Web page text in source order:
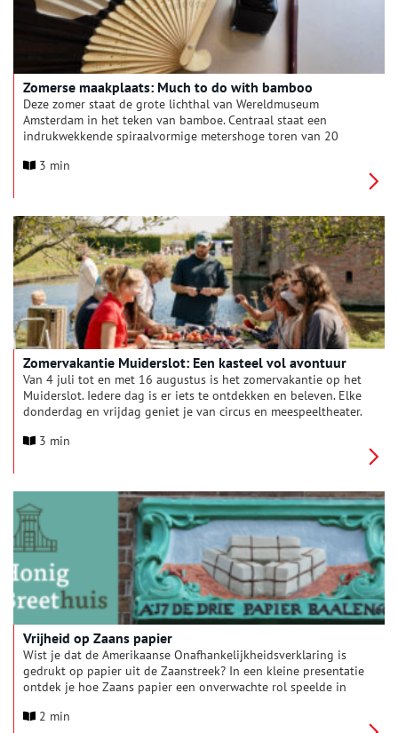
Zomerse maakplaats: Much to do with bamboo
Deze zomer staat de grote lichthal van Wereldmuseum
Amsterdam in het teken van bamboe. Centraal staat een
indrukwekkende spiraalvormige metershoge toren van 20
2026 kan jong en oud er bouwen, experimenteren en
BambooBuilds transformeren de hal tot dit levendig
bamboelab: een bruisende maakplaats waar kinderen, families
en nieuwsgierige makers dagelijks deelnemen aan creatieve
activiteiten en workshops.
3 min
Zomervakantie Muiderslot: Een kasteel vol avontuur
Van 4 juli tot en met 16 augustus is het zomervakantie op het
Muiderslot. Iedere dag is er iets te ontdekken en beleven. Elke
donderdag en vrijdag geniet je van circus en meespeeltheater.
wateractiviteiten en een verrassende presentatie over
speciale Waterweek.
3 min
Vrijheid op Zaans papier
Wist je dat de Amerikaanse Onafhankelijkheidsverklaring is
gedrukt op papier uit de Zaanstreek? In een kleine presentatie
ontdek je hoe Zaans papier een onverwachte rol speelde in
presentatie is van 3 juli t/m 27 december 2026 te zien in het
2 min